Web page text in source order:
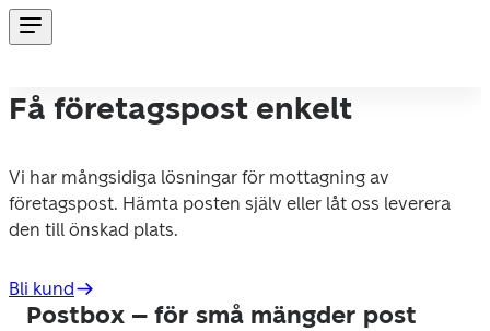
Få företagspost enkelt
Vi har mångsidiga lösningar för mottagning av
företagspost. Hämta posten själv eller låt oss leverera
den till önskad plats.
Bli kund
Postbox – för små mängder post